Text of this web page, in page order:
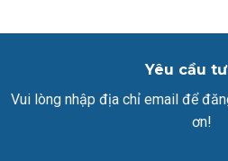
Yêu cầu
Vui lòng nhập địa chỉ email để
ơn!